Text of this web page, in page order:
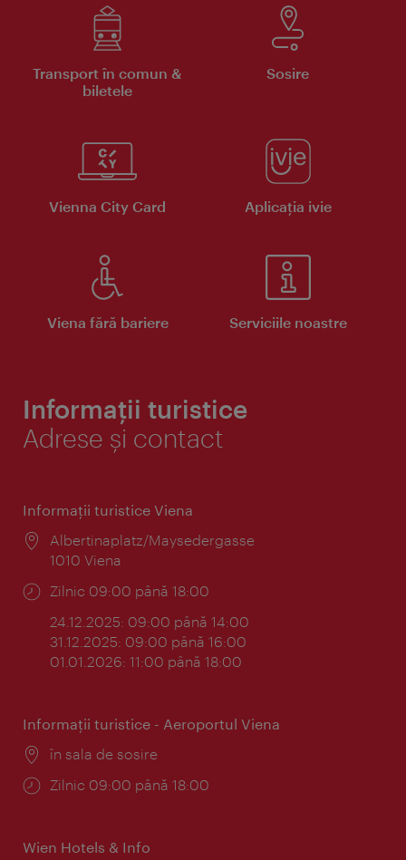
Transport în comun &
biletele
Sosire
Vienna City Card Aplicaţia ivie
Viena fără bariere Serviciile noastre
Informații turistice
Adrese și contact
Informaţii turistice Viena
Locul:
Albertinaplatz/Maysedergasse
1010 Viena
Program:
Zilnic 09:00 până 18:00
24.12.2025: 09:00 până 14:00
31.12.2025: 09:00 până 16:00
01.01.2026: 11:00 până 18:00
Informaţii turistice - Aeroportul Viena
Locul:
în sala de sosire
Program:
Zilnic 09:00 până 18:00
Wien Hotels & Info